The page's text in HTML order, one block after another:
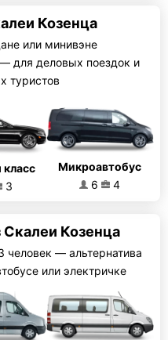
Козенца
или минивэне
— для деловых поездок и
туристов
3
Микроавтобус
6
4
Козенца
человек — альтернатива
или электричке